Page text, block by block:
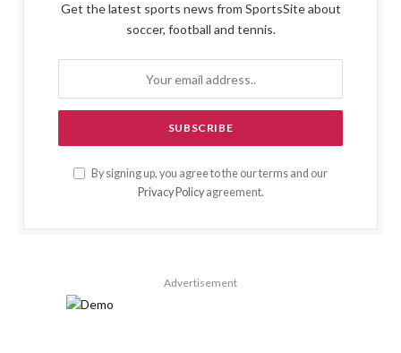
Get the latest sports news from SportsSite about
soccer, football and tennis.
By signing up, you agree to the our terms and our
Privacy Policyagreement.
Advertisement